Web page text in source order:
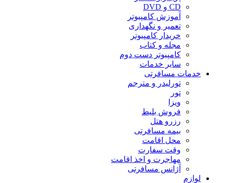
CD و DVD
آموزش کامپیوتر
تعمیر و نگهداری
خریدار کامپیوتر
مجله و کتاب
کامپیوتر دست دوم
سایر خدمات
خدمات مسافرتی
تورلیدر و مترجم
تور
ویزا
فروش بلیط
رزرو هتل
بیمه مسافرتی
محل اقامت
وقت سفارت
مهاجرت و اخذ اقامت
آژانس مسافرتی
لوازم